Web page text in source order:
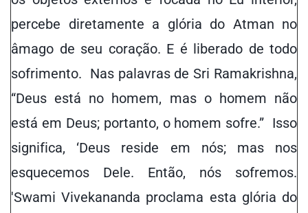
percebe diretamente a glória do Atman no
âmago de seu coração. E é liberado de todo
sofrimento. Nas palavras de Sri Ramakrishna,
“Deus está no homem, mas o homem não
está em Deus; portanto, o homem sofre.” Isso
significa, ‘Deus reside em nós; mas nos
esquecemos Dele. Então, nós sofremos.
'Swami Vivekananda proclama esta glória do